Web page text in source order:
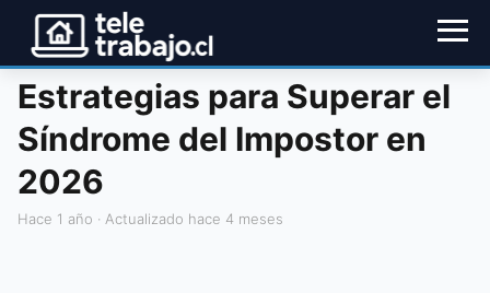
Estrategias para Superar el
Síndrome del Impostor en
2026
hace 1 año · Actualizado hace 4 meses